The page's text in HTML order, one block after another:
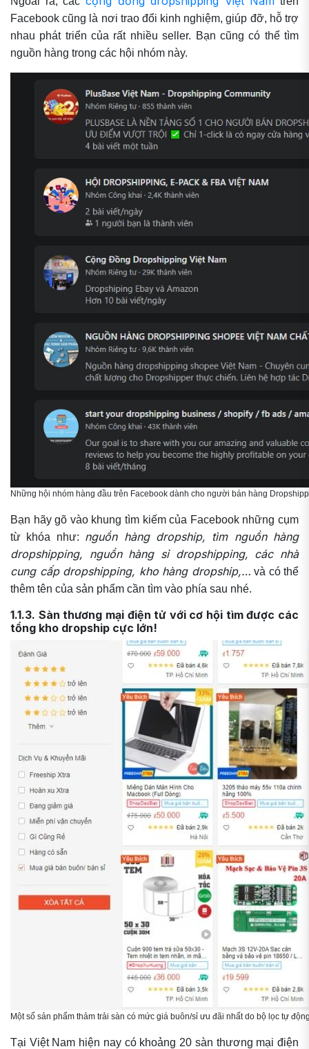
Facebook cũng là nơi trao đổi kinh nghiệm, giúp đỡ, hỗ trợ
nhau phát triển của rất nhiều seller. Bạn cũng có thể tìm
nguồn hàng trong các hội nhóm này.
Những hội nhóm hàng đầu trên Facebook dành cho người bán hàng
Bạn hãy gõ vào khung tìm kiếm của Facebook những cụm
từ khóa như: nguồn hàng dropship, tìm nguồn hàng
dropshipping, nguồn hàng sỉ dropshipping, các nhà
cung cấp dropshipping, kho hàng dropship,… và có thể
thêm tên của sản phẩm cần tìm vào phía sau nhé.
1.1.3. Sàn thương mại điện tử với cơ hội tìm được các
tổng kho dropship cực lớn!
Một số sản phẩm thảm trải sàn có mức giá buôn/sỉ ưu đãi nhất do bộ lọc tự
Tại Việt Nam hiện nay có khoảng 20 sàn thương mại điện